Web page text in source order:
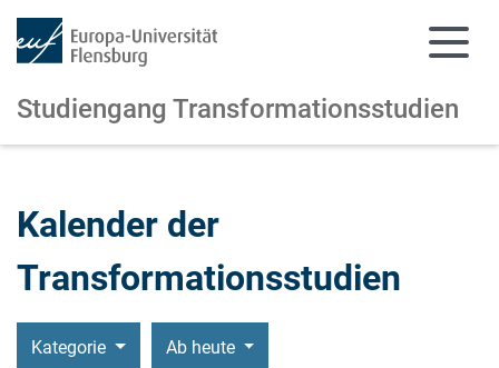
Studiengang Transformationsstudien
Kalender der
Transformationsstudien
Kategorie Ab heute